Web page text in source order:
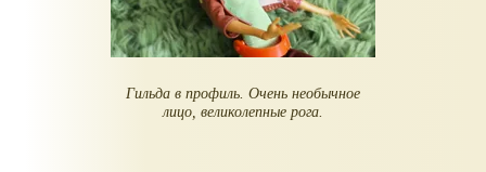
Гильда в профиль. Очень необычное
лицо, великолепные рога.